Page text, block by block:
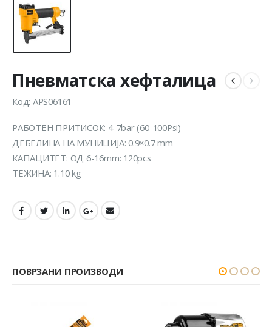
Пневматска хефталица
Код: APS06161
РАБОТЕН ПРИТИСОК: 4-7bar (60-100Psi)
ДЕБЕЛИНА НА МУНИЦИЈА: 0.9×0.7 mm
КАПАЦИТЕТ: ОД 6-16mm: 120pcs
ТЕЖИНА: 1.10 kg
ПОВРЗАНИ ПРОИЗВОДИ